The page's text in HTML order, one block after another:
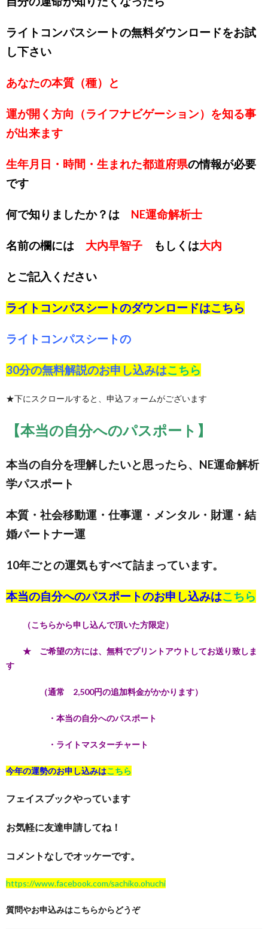
ライトコンパスシートの無料ダウンロードをお試
し下さい
あなたの本質（種）と
運が開く方向（ライフナビゲーション）を知る事
が出来ます
生年月日・時間・生まれた都道府県の情報が必要
です
何で知りましたか？は NE運命解析士
名前の欄には 大内早智子 もしくは大内
とご記入ください
ライトコンパスシートのダウンロードはこちら
ライトコンパスシートの
30分の無料解説のお申し込みはこちら
★下にスクロールすると、申込フォームがございます
【本当の自分へのパスポート】
本当の自分を理解したいと思ったら、NE運命解析
学パスポート
本質・社会移動運・仕事運・メンタル・財運・結
婚パートナー運
10年ごとの運気もすべて詰まっています。
本当の自分へのパスポートのお申し込みはこちら
（こちらから申し込んで頂いた方限定）
★ ご希望の方には、無料でプリントアウトしてお送り致しま
す
（通常 2,500円の追加料金がかかります）
・本当の自分へのパスポート
・ライトマスターチャート
今年の運勢のお申し込みはこちら
フェイスブックやっています
お気軽に友達申請してね！
コメントなしでオッケーです。
https://www.facebook.com/sachiko.ohuchi
質問やお申込みはこちらからどうぞ